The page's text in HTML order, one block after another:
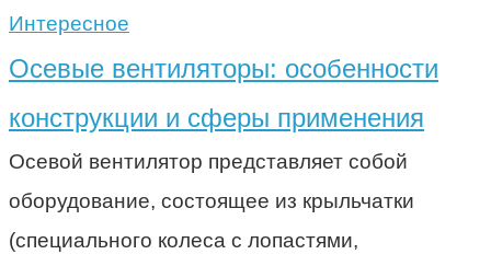
Интересное
Осевые вентиляторы: особенности
конструкции и сферы применения
Осевой вентилятор представляет собой
оборудование, состоящее из крыльчатки
(специального колеса с лопастями,